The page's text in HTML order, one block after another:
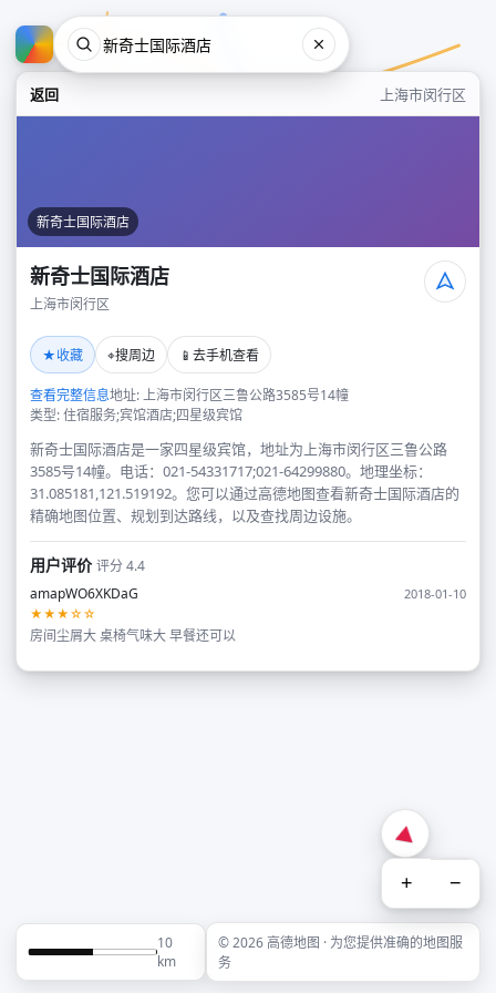
返回 上海市闵行区
新奇士国际酒店
新奇士国际酒店
上海市闵行区
★收藏 ⌖搜周边 📱 去手机查看
查看完整信息地址: 上海市闵行区三鲁公路3585号14幢
类型: 住宿服务;宾馆酒店;四星级宾馆
新奇士国际酒店是一家四星级宾馆，地址为上海市闵行区三鲁公路
3585号14幢。电话：021-54331717;021-64299880。地理坐标：
31.085181,121.519192。您可以通过高德地图查看新奇士国际酒店的
精确地图位置、规划到达路线，以及查找周边设施。
用户评价评分 4.4
amapWO6XKDaG
2018-01-10
★★★☆☆
房间尘屑大 桌椅气味大 早餐还可以
+ −
10
km
© 2026 高德地图 · 为您提供准确的地图服
务